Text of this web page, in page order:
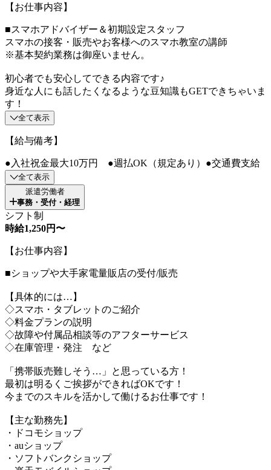
【お仕事内容】
■スマホアドバイザー＆初期設定スタッフ
スマホの接客・販売やお客様へのスマホ教室の講師
※基本契約業務は御座いません。
初心者でも安心してできる内容です♪
身近な人にも話したくなるような豆知識もGETできちゃいま
す！
全て表示
【給与備考】
●入社祝金最大10万円 ●週払OK（規定あり）●交通費支給
全て表示
派遣労働者
事務・受付・経理
シフト制
時給1,250円〜
【お仕事内容】
■ショップや大手家電量販店の受付/販売
【具体的には…】
◇スマホ・タブレットのご紹介
◇料金プランの説明
◇故障や付属品相談等のアフターサービス
◇在庫管理・発注 など
「携帯販売難しそう…」と思っている方！
最初は明るくご挨拶ができればOKです！
今までのスキルを活かして働けるお仕事です！
【主な勤務先】
・ドコモショップ
・auショップ
・ソフトバンクショップ